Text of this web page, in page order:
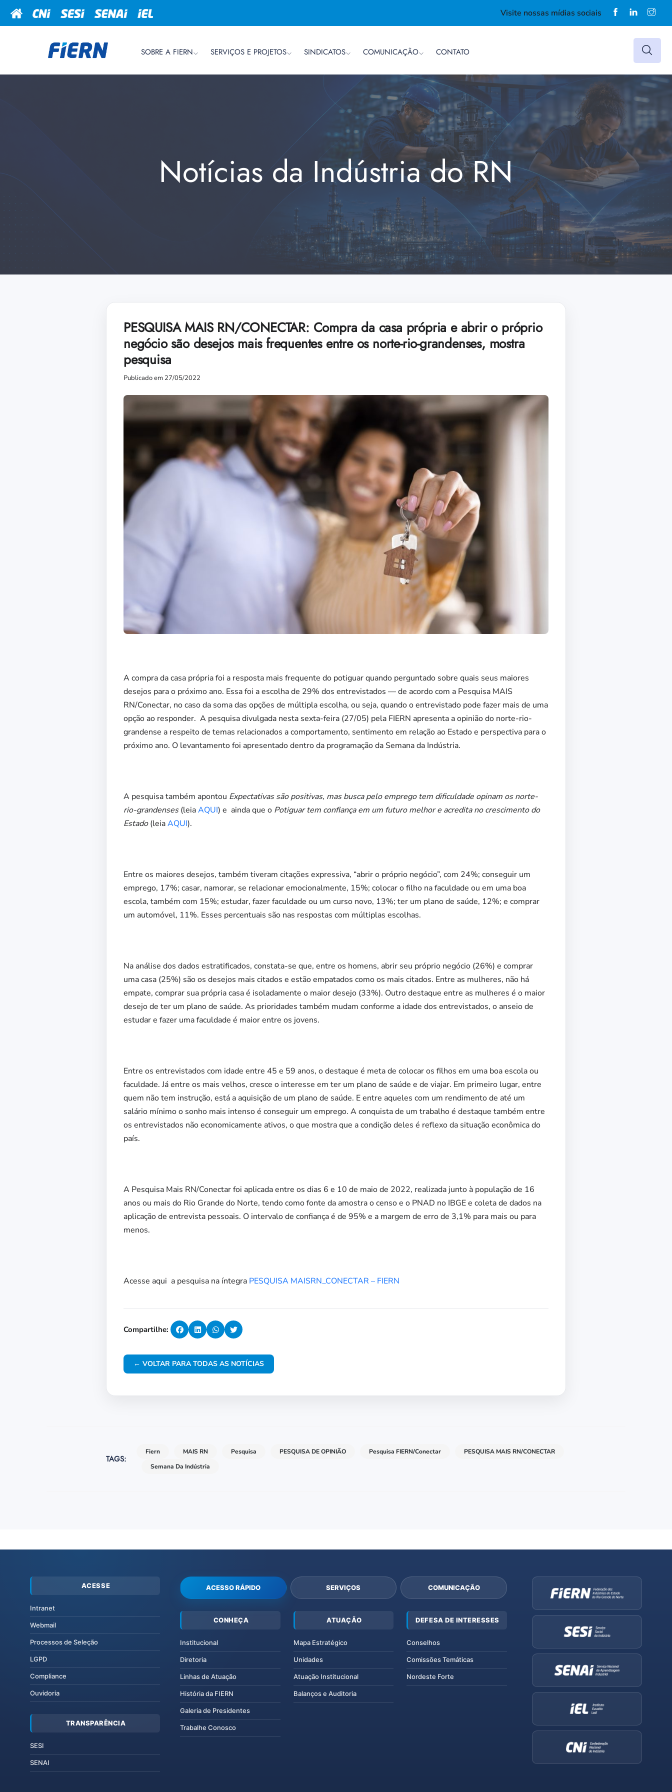
Visite nossas mídias sociais
SOBRE A FIERN SERVIÇOS E PROJETOS SINDICATOS COMUNICAÇÃO CONTATO
Notícias da Indústria do RN
PESQUISA MAIS RN/CONECTAR: Compra da casa própria e abrir o próprio
negócio são desejos mais frequentes entre os norte-rio-grandenses, mostra
pesquisa
Publicado em 27/05/2022
A compra da casa própria foi a resposta mais frequente do potiguar quando perguntado sobre quais seus maiores
desejos para o próximo ano. Essa foi a escolha de 29% dos entrevistados — de acordo com a Pesquisa MAIS
RN/Conectar, no caso da soma das opções de múltipla escolha, ou seja, quando o entrevistado pode fazer mais de uma
opção ao responder. A pesquisa divulgada nesta sexta-feira (27/05) pela FIERN apresenta a opinião do norte-rio-
grandense a respeito de temas relacionados a comportamento, sentimento em relação ao Estado e perspectiva para o
próximo ano. O levantamento foi apresentado dentro da programação da Semana da Indústria.
A pesquisa também apontou Expectativas são positivas, mas busca pelo emprego tem dificuldade opinam os norte-
rio-grandenses(leiaAQUI) e ainda que o Potiguar tem confiança em um futuro melhor e acredita no crescimento do
Estado(leiaAQUI).
Entre os maiores desejos, também tiveram citações expressiva, “abrir o próprio negócio”, com 24%; conseguir um
emprego, 17%; casar, namorar, se relacionar emocionalmente, 15%; colocar o filho na faculdade ou em uma boa
escola, também com 15%; estudar, fazer faculdade ou um curso novo, 13%; ter um plano de saúde, 12%; e comprar
um automóvel, 11%. Esses percentuais são nas respostas com múltiplas escolhas.
Na análise dos dados estratificados, constata-se que, entre os homens, abrir seu próprio negócio (26%) e comprar
uma casa (25%) são os desejos mais citados e estão empatados como os mais citados. Entre as mulheres, não há
empate, comprar sua própria casa é isoladamente o maior desejo (33%). Outro destaque entre as mulheres é o maior
desejo de ter um plano de saúde. As prioridades também mudam conforme a idade dos entrevistados, o anseio de
estudar e fazer uma faculdade é maior entre os jovens.
Entre os entrevistados com idade entre 45 e 59 anos, o destaque é meta de colocar os filhos em uma boa escola ou
faculdade. Já entre os mais velhos, cresce o interesse em ter um plano de saúde e de viajar. Em primeiro lugar, entre
quem não tem instrução, está a aquisição de um plano de saúde. E entre aqueles com um rendimento de até um
salário mínimo o sonho mais intenso é conseguir um emprego. A conquista de um trabalho é destaque também entre
os entrevistados não economicamente ativos, o que mostra que a condição deles é reflexo da situação econômica do
país.
A Pesquisa Mais RN/Conectar foi aplicada entre os dias 6 e 10 de maio de 2022, realizada junto à população de 16
anos ou mais do Rio Grande do Norte, tendo como fonte da amostra o censo e o PNAD no IBGE e coleta de dados na
aplicação de entrevista pessoais. O intervalo de confiança é de 95% e a margem de erro de 3,1% para mais ou para
menos.
Acesse aqui a pesquisa na íntegra PESQUISA MAISRN_CONECTAR – FIERN
Compartilhe:
← VOLTAR PARA TODAS AS NOTÍCIAS
TAGS:
Fiern MAIS RN Pesquisa PESQUISA DE OPINIÃO Pesquisa FIERN/Conectar
PESQUISA MAIS RN/CONECTAR
Semana Da Indústria
ACESSE
Intranet
Webmail
Processos de Seleção
LGPD
Compliance
Ouvidoria
TRANSPARÊNCIA
SESI
SENAI
ACESSO RÁPIDO SERVIÇOS COMUNICAÇÃO
CONHEÇA
Institucional
Diretoria
Linhas de Atuação
História da FIERN
Galeria de Presidentes
Trabalhe Conosco
ATUAÇÃO
Mapa Estratégico
Unidades
Atuação Institucional
Balanços e Auditoria
DEFESA DE INTERESSES
Conselhos
Comissões Temáticas
Nordeste Forte